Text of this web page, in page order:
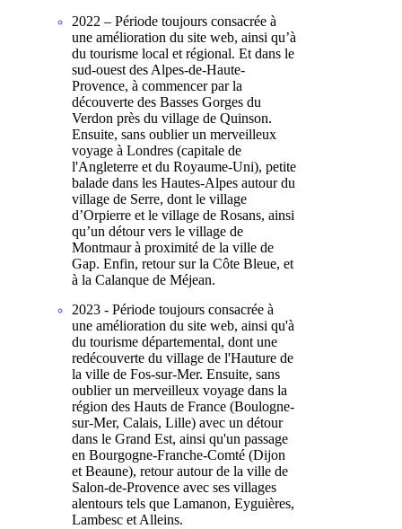
2022 – Période toujours consacrée à
une amélioration du site web, ainsi qu’à
du tourisme local et régional. Et dans le
sud-ouest des Alpes-de-Haute-
Provence, à commencer par la
découverte des Basses Gorges du
Verdon près du village de Quinson.
Ensuite, sans oublier un merveilleux
voyage à Londres (capitale de
l'Angleterre et du Royaume-Uni), petite
balade dans les Hautes-Alpes autour du
village de Serre, dont le village
d’Orpierre et le village de Rosans, ainsi
qu’un détour vers le village de
Montmaur à proximité de la ville de
Gap. Enfin, retour sur la Côte Bleue, et
à la Calanque de Méjean.
2023 - Période toujours consacrée à
une amélioration du site web, ainsi qu'à
du tourisme départemental, dont une
redécouverte du village de l'Hauture de
la ville de Fos-sur-Mer. Ensuite, sans
oublier un merveilleux voyage dans la
région des Hauts de France (Boulogne-
sur-Mer, Calais, Lille) avec un détour
dans le Grand Est, ainsi qu'un passage
en Bourgogne-Franche-Comté (Dijon
et Beaune), retour autour de la ville de
Salon-de-Provence avec ses villages
alentours tels que Lamanon, Eyguières,
Lambesc et Alleins.